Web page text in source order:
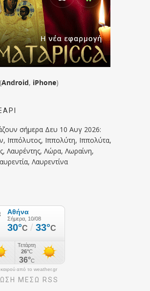
Android, iPhone)
σήμερα Δευ 10 Αυγ 2026:
Ιππόλυτος, Ιππολύτη, Ιππολύτα,
Λαυρέντης, Λώρα, Λωραίνη,
Λαυρεντίνα
από το weather.gr
ΜΕΣΩ RSS